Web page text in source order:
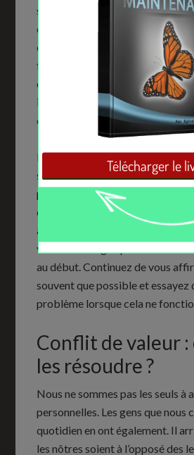
sur le point de devenir ambiguë,
de jeu vos valeurs personnelles et
qu’elles impliquent. Soyez calme
ferme. Lorsque vous refusez de
chose, expliquez-en la raison et
interlocuteur que vous n’avez pas
changer d’avis.
L’assertivité (la capacité à
société sans utiliser le conflit)
personne. C’est une capacité qui
de travail, d’essais et d’erreurs
avez du mal, efforcez-vous de
vous découragez pas si cela
au début. Continuez de vous
souvent que possible et essayez
problème lorsque cela ne
Conflit de valeur
les résoudre ?
Nous ne sommes pas les seuls à
personnelles. Les gens que nous
quotidien en ont également. Il
les nôtres soient à l’opposé des